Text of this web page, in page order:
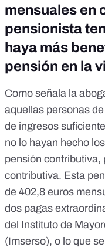
mensuales en
pensionista
haya más
pensión en la
Como señala la
aquellas personas
de ingresos
no lo hayan hecho
pensión contributiva,
contributiva. Esta
de 402,8 euros
dos pagas
del Instituto de
(Imserso), o lo que